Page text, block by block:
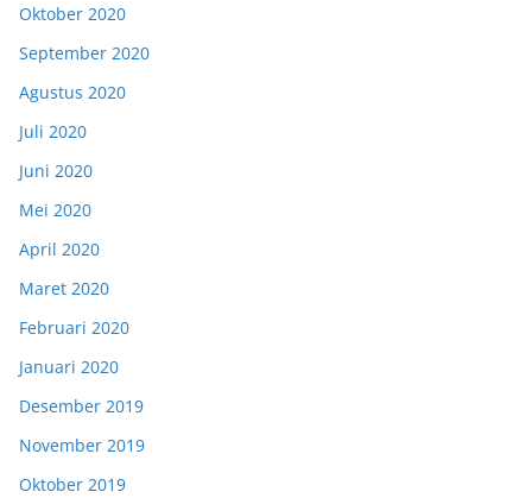
Oktober 2020
September 2020
Agustus 2020
Juli 2020
Juni 2020
Mei 2020
April 2020
Maret 2020
Februari 2020
Januari 2020
Desember 2019
November 2019
Oktober 2019